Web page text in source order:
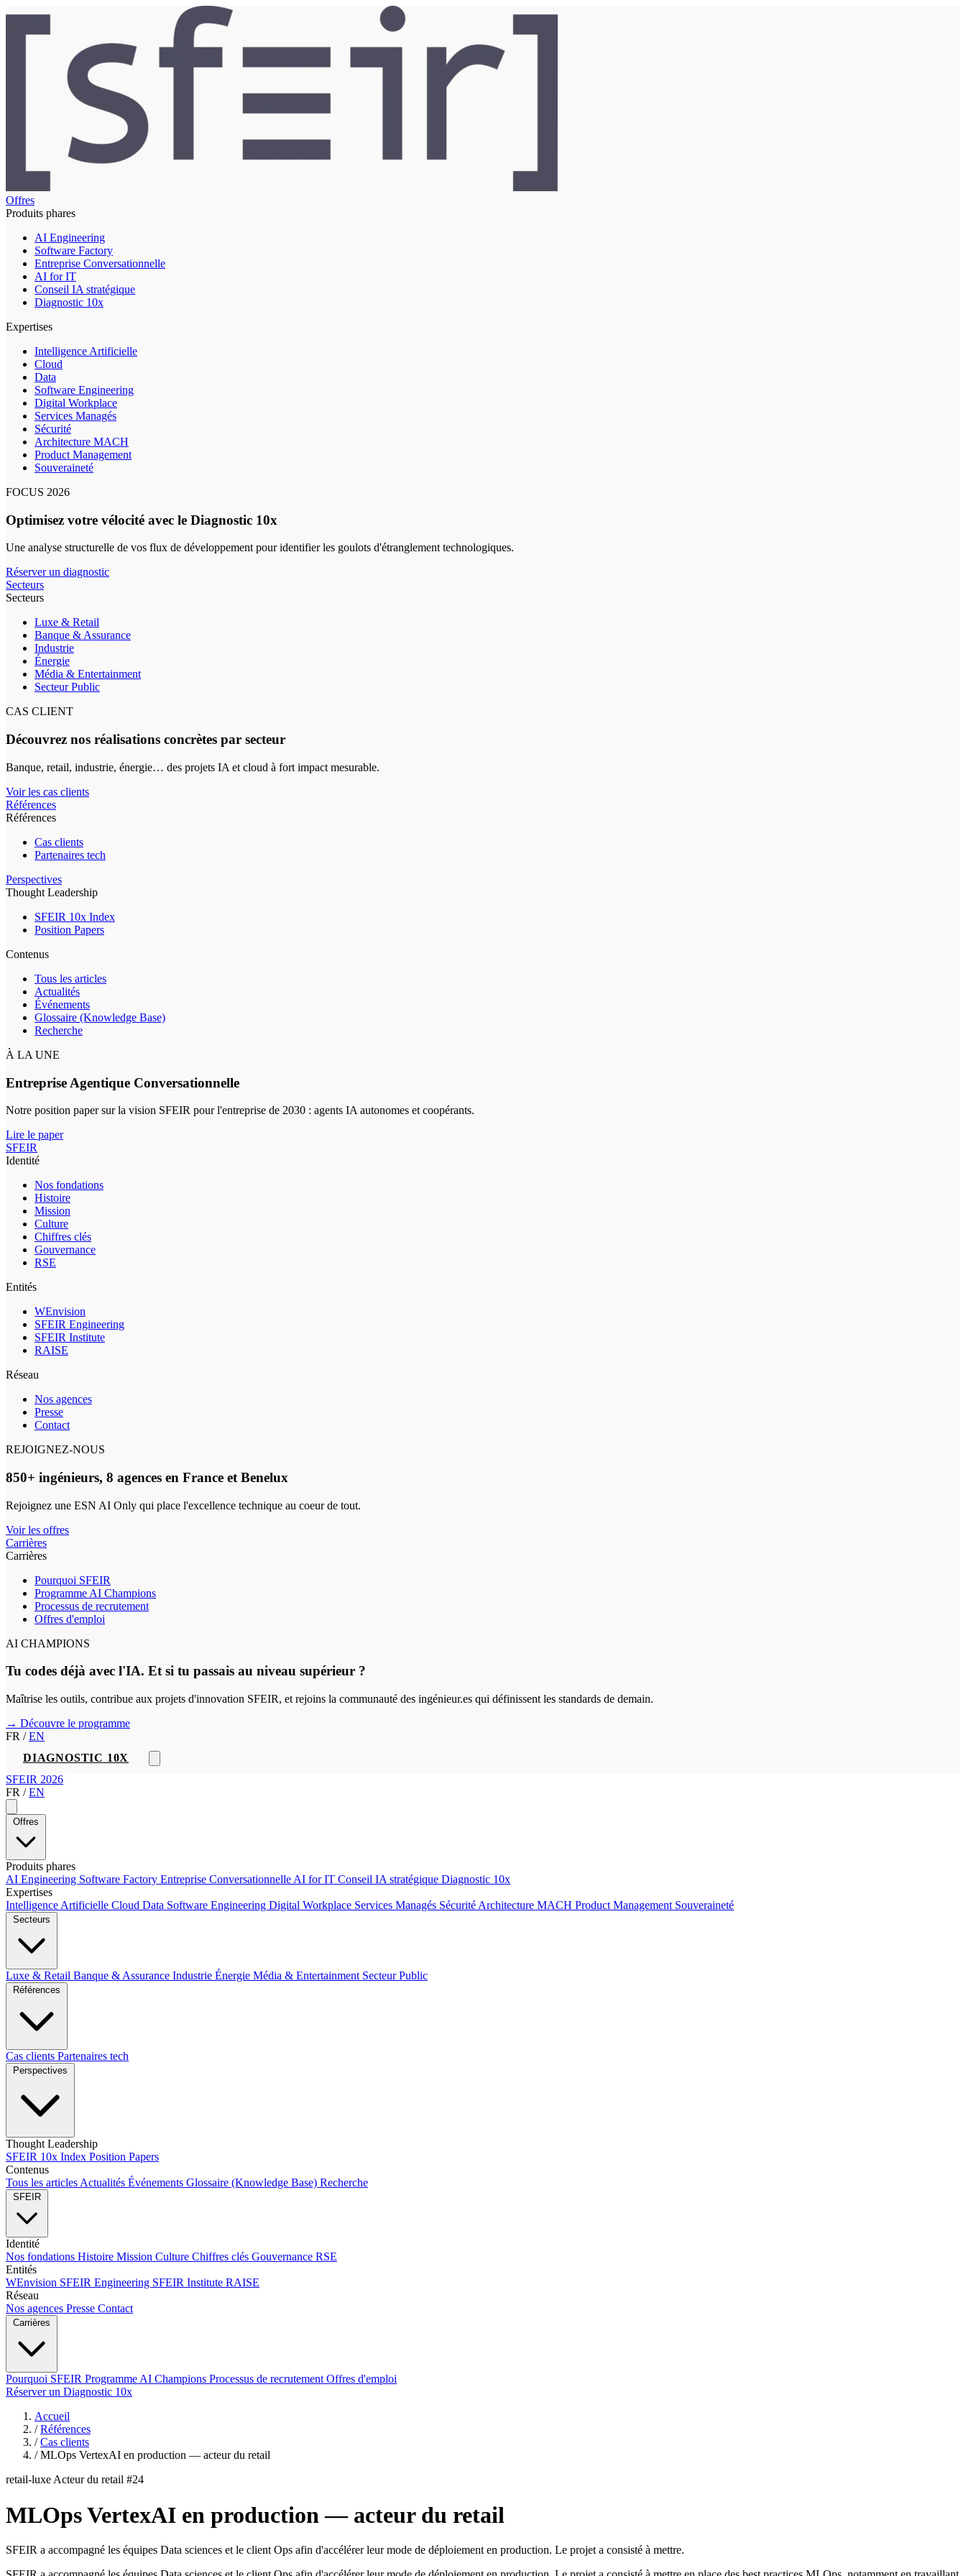
Offres
Produits phares
AI Engineering
Software Factory
Entreprise Conversationnelle
AI for IT
Conseil IA stratégique
Diagnostic 10x
Expertises
Intelligence Artificielle
Cloud
Data
Software Engineering
Digital Workplace
Services Managés
Sécurité
Architecture MACH
Product Management
Souveraineté
FOCUS 2026
Optimisez votre vélocité avec le Diagnostic 10x
Une analyse structurelle de vos flux de développement pour identifier les goulots d'étranglement technologiques.
Réserver un diagnostic
Secteurs
Secteurs
Luxe & Retail
Banque & Assurance
Industrie
Énergie
Média & Entertainment
Secteur Public
CAS CLIENT
Découvrez nos réalisations concrètes par secteur
Banque, retail, industrie, énergie… des projets IA et cloud à fort impact mesurable.
Voir les cas clients
Références
Références
Cas clients
Partenaires tech
Perspectives
Thought Leadership
SFEIR 10x Index
Position Papers
Contenus
Tous les articles
Actualités
Événements
Glossaire (Knowledge Base)
Recherche
À LA UNE
Entreprise Agentique Conversationnelle
Notre position paper sur la vision SFEIR pour l'entreprise de 2030 : agents IA autonomes et coopérants.
Lire le paper
SFEIR
Identité
Nos fondations
Histoire
Mission
Culture
Chiffres clés
Gouvernance
RSE
Entités
WEnvision
SFEIR Engineering
SFEIR Institute
RAISE
Réseau
Nos agences
Presse
Contact
REJOIGNEZ-NOUS
850+ ingénieurs, 8 agences en France et Benelux
Rejoignez une ESN AI Only qui place l'excellence technique au coeur de tout.
Voir les offres
Carrières
Carrières
Pourquoi SFEIR
Programme AI Champions
Processus de recrutement
Offres d'emploi
AI CHAMPIONS
Tu codes déjà avec l'IA. Et si tu passais au niveau supérieur ?
Maîtrise les outils, contribue aux projets d'innovation SFEIR, et rejoins la communauté des ingénieur.es qui définissent les standards de demain.
→ Découvre le programme
FR / EN
DIAGNOSTIC 10X
SFEIR 2026
FR / EN
Offres
Produits phares
AI Engineering Software Factory Entreprise Conversationnelle AI for IT Conseil IA stratégique Diagnostic 10x
Expertises
Intelligence Artificielle Cloud Data Software Engineering Digital Workplace Services Managés Sécurité Architecture MACH Product Management Souveraineté
Secteurs
Luxe & Retail Banque & Assurance Industrie Énergie Média & Entertainment Secteur Public
Références
Cas clients Partenaires tech
Perspectives
Thought Leadership
SFEIR 10x Index Position Papers
Contenus
Tous les articles Actualités Événements Glossaire (Knowledge Base) Recherche
SFEIR
Identité
Nos fondations Histoire Mission Culture Chiffres clés Gouvernance RSE
Entités
WEnvision SFEIR Engineering SFEIR Institute RAISE
Réseau
Nos agences Presse Contact
Carrières
Pourquoi SFEIR Programme AI Champions Processus de recrutement Offres d'emploi
Réserver un Diagnostic 10x
Accueil
/ Références
/ Cas clients
/ MLOps VertexAI en production — acteur du retail
retail-luxe Acteur du retail #24
MLOps VertexAI en production — acteur du retail
SFEIR a accompagné les équipes Data sciences et le client Ops afin d'accélérer leur mode de déploiement en production. Le projet a consisté à mettre.